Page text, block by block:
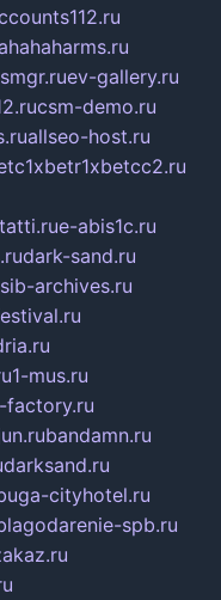
ev-gallery.ru
csm-demo.ru
allseo-host.ru
e-abis1c.ru
dark-sand.ru
sib-archives.ru
1-mus.ru
factory.ru
bandamn.ru
darksand.ru
cityhotel.ru
spb.ru